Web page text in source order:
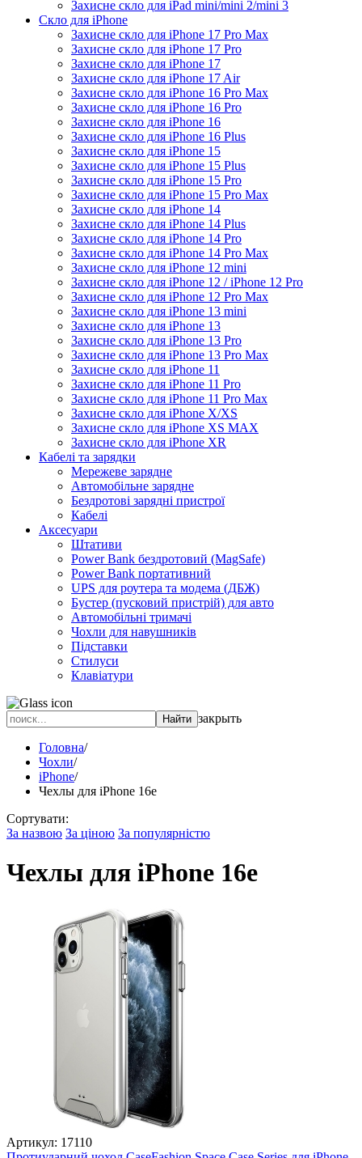
Захисне скло для iPad mini/mini 2/mini 3
Скло для iPhone
Захисне скло для iPhone 17 Pro Max
Захисне скло для iPhone 17 Pro
Захисне скло для iPhone 17
Захисне скло для iPhone 17 Air
Захисне скло для iPhone 16 Pro Max
Захисне скло для iPhone 16 Pro
Захисне скло для iPhone 16
Захисне скло для iPhone 16 Plus
Захисне скло для iPhone 15
Захисне скло для iPhone 15 Plus
Захисне скло для iPhone 15 Pro
Захисне скло для iPhone 15 Pro Max
Захисне скло для iPhone 14
Захисне скло для iPhone 14 Plus
Захисне скло для iPhone 14 Pro
Захисне скло для iPhone 14 Pro Max
Захисне скло для iPhone 12 mini
Захисне скло для iPhone 12 / iPhone 12 Pro
Захисне скло для iPhone 12 Pro Max
Захисне скло для iPhone 13 mini
Захисне скло для iPhone 13
Захисне скло для iPhone 13 Pro
Захисне скло для iPhone 13 Pro Max
Захисне скло для iPhone 11
Захисне скло для iPhone 11 Pro
Захисне скло для iPhone 11 Pro Max
Захисне скло для iPhone X/XS
Захисне скло для iPhone XS MAX
Захисне скло для iPhone XR
Кабелі та зарядки
Мережеве зарядне
Автомобільне зарядне
Бездротові зарядні пристрої
Кабелі
Аксесуари
Штативи
Power Bank бездротовий (MagSafe)
Power Bank портативний
UPS для роутера та модема (ДБЖ)
Бустер (пусковий пристрій) для авто
Автомобільні тримачі
Чохли для навушників
Підставки
Стилуси
Клавіатури
закрыть
Головна/
Чохли/
iPhone/
Чехлы для iPhone 16e
Сортувати:
За назвою За ціною За популярністю
Чехлы для iPhone 16e
Артикул: 17110